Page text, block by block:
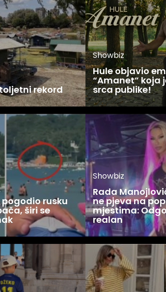
rekord
rusku
širi se
Showbiz
Hule objavio
“Amanet” koja
srca publike!
Showbiz
Rada
ne pjeva na
mjestima:
realan